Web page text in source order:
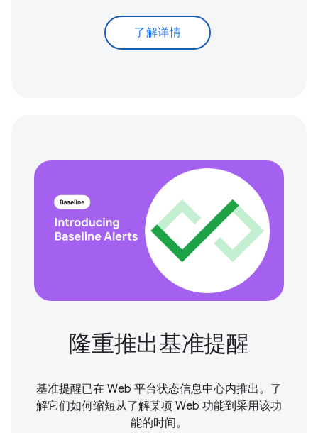
了解详情
隆重推出基准提醒
基准提醒已在 Web 平台状态信息中心内推出。了
解它们如何缩短从了解某项 Web 功能到采用该功
能的时间。